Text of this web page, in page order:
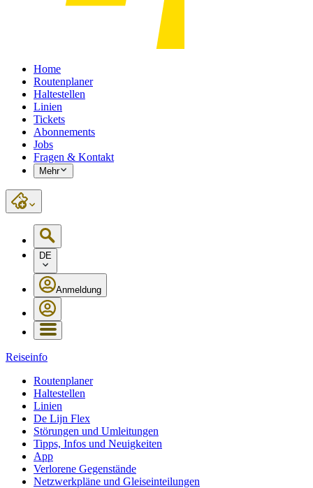
Home
Routenplaner
Haltestellen
Linien
Tickets
Abonnements
Jobs
Fragen & Kontakt
Mehr
DE
Anmeldung
Reiseinfo
Routenplaner
Haltestellen
Linien
De Lijn Flex
Störungen und Umleitungen
Tipps, Infos und Neuigkeiten
App
Verlorene Gegenstände
Netzwerkpläne und Gleiseinteilungen